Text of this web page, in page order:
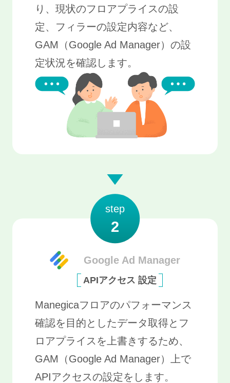
り、現状のフロアプライスの設
定、フィラーの設定内容など、
GAM（Google Ad Manager）の設
定状況を確認します。
step
2
Google Ad Manager
APIアクセス 設定
Manegicaフロアのパフォーマンス
確認を目的としたデータ取得とフ
ロアプライスを上書きするため、
GAM（Google Ad Manager）上で
APIアクセスの設定をします。